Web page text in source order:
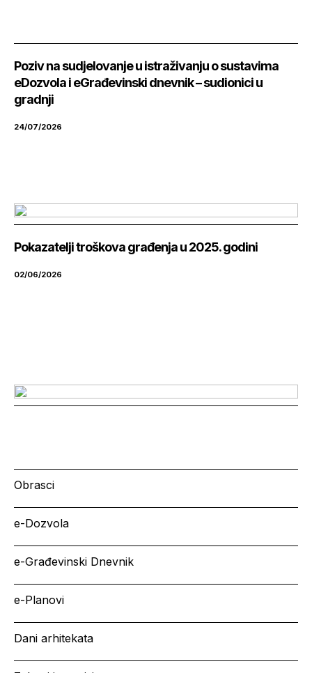
Poziv na sudjelovanje u istraživanju o sustavima
eDozvola i eGrađevinski dnevnik – sudionici u
gradnji
24/07/2026
Pokazatelji troškova građenja u 2025. godini
02/06/2026
Obrasci
e-Dozvola
e-Građevinski Dnevnik
e-Planovi
Dani arhitekata